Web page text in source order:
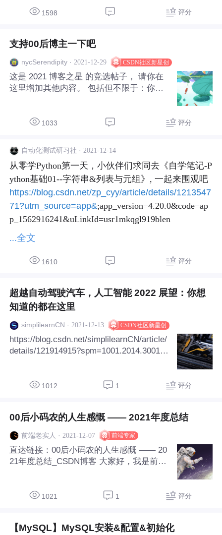
1598 评分
支持00后博主一下吧
nycSerendipity· 2021-12-29 CSDN社区新星创
这是 2021 博客之星 的竞选帖子， 请你在
这里增加其他内容。 包括但不限于：你这
n.net/SoftwareTeacher/article/details/12197
家帮我投票打分，您的每一分都是对我的支
持与鼓励。
1033 评分
自动化测试研习社 · 2021-12-14
从零学Python第一天，小伙伴们求同去《自学笔记-P
https://blog.csdn.net/zp_cyy/article/details/1213547
71?utm_source=app&;app_version=4.20.0&code=ap
p_1562916241&uLinkId=usr1mkqgl919blen
...全文
1610 评分
超越自动驾驶汽车，人工智能 2022 展望：你想
知道的都在这里
simplilearnCN · 2021-12-13 CSDN社区新星创
https://blog.csdn.net/simplilearnCN/article/
details/121914915?spm=1001.2014.3001.5
1012 1 评分
00后小码农的人生感慨 —— 2021年度总结
前端老实人 · 2021-12-07 前端专家
直达链接：00后小码农的人生感慨 —— 20
21年度总结_CSDN博客 大家好，我是前端
完全满足于程序员工作的需求，所以在去年
学习心得。 和各位大佬相比，我只是个前
1021 1 评分
【MySQL】MySQL安装&配置&初始化